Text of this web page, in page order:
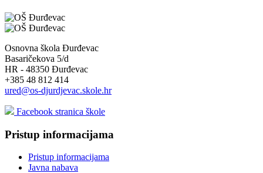
Osnovna škola Đurđevac
Basaričekova 5/d
HR - 48350 Đurđevac
+385 48 812 414
ured@os-djurdjevac.skole.hr
Facebook stranica škole
Pristup informacijama
Pristup informacijama
Javna nabava